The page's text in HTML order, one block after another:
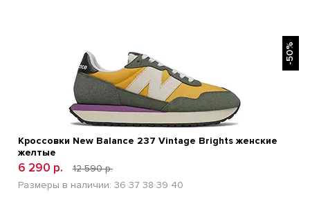
-50%
Кроссовки New Balance 237 Vintage Brights женские
желтые
6 290 р.
12 590 р.
Размеры в наличии: 36 37 38 39 40